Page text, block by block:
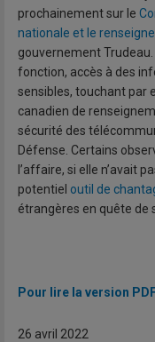
prochainement sur le
nationale et le
gouvernement
fonction, accès à des
sensibles, touchant par
canadien de
sécurité des
Défense. Certains
l’affaire, si elle n’avait
potentiel outil de
étrangères en quête de
Pour lire la version
26 avril 2022